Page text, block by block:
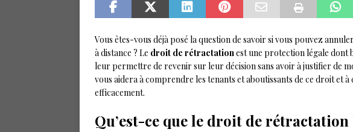
Vous êtes-vous déjà posé la question de savoir si vous pouvez
à distance ? Le droit de rétractationest une protection légale dont
leur permettre de revenir sur leur décision sans avoir à justifier de
vous aidera à comprendre les tenants et aboutissants de ce droit et
efficacement.
Qu’est-ce que le droit de rétractation